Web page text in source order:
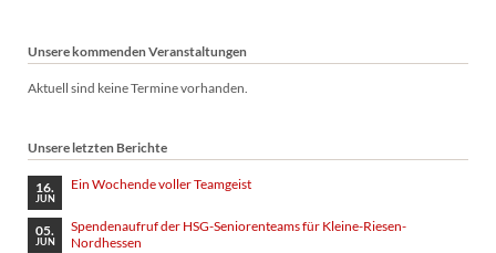
Unsere kommenden Veranstaltungen
Aktuell sind keine Termine vorhanden.
Unsere letzten Berichte
16.
JUN
Ein Wochende voller Teamgeist
05.
JUN
Spendenaufruf der HSG-Seniorenteams für Kleine-Riesen-
Nordhessen